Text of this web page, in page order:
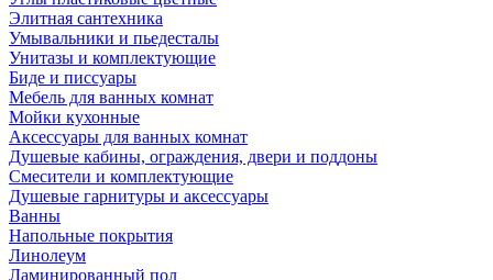
Элитная сантехника
Умывальники и пьедесталы
Унитазы и комплектующие
Биде и писсуары
Мебель для ванных комнат
Мойки кухонные
Аксессуары для ванных комнат
Душевые кабины, ограждения, двери и поддоны
Смесители и комплектующие
Душевые гарнитуры и аксессуары
Ванны
Напольные покрытия
Линолеум
Ламинированный пол